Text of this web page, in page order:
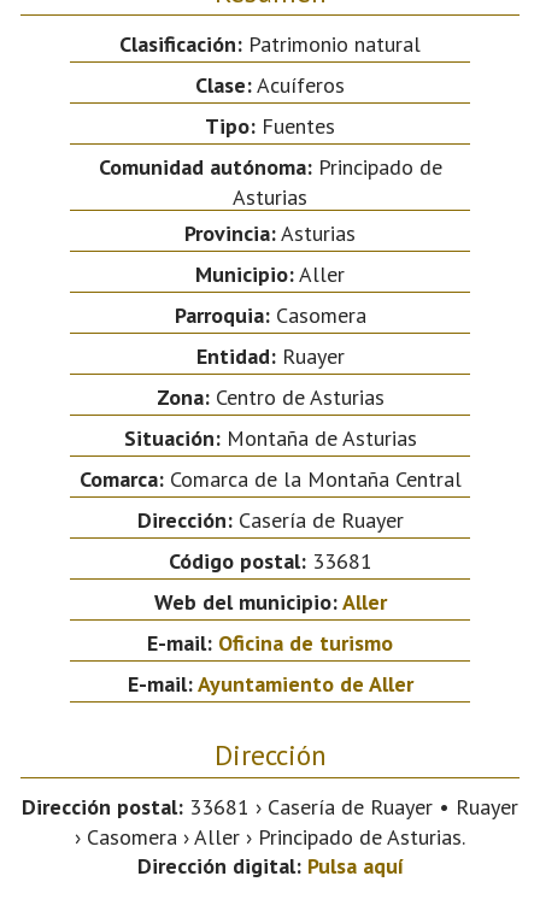
Clasificación: Patrimonio natural
Clase:Acuíferos
Tipo: Fuentes
Comunidad autónoma:Principado de
Asturias
Provincia:Asturias
Municipio:Aller
Parroquia:Casomera
Entidad:Ruayer
Zona:Centro de Asturias
Situación:Montaña de Asturias
Comarca:Comarca de la Montaña Central
Dirección:Casería de Ruayer
Código postal:33681
Web del municipio:Aller
E-mail: Oficina de turismo
E-mail:Ayuntamiento de Aller
Dirección
Dirección postal: 33681 › Casería de Ruayer • Ruayer
› Casomera › Aller › Principado de Asturias.
Dirección digital: Pulsa aquí